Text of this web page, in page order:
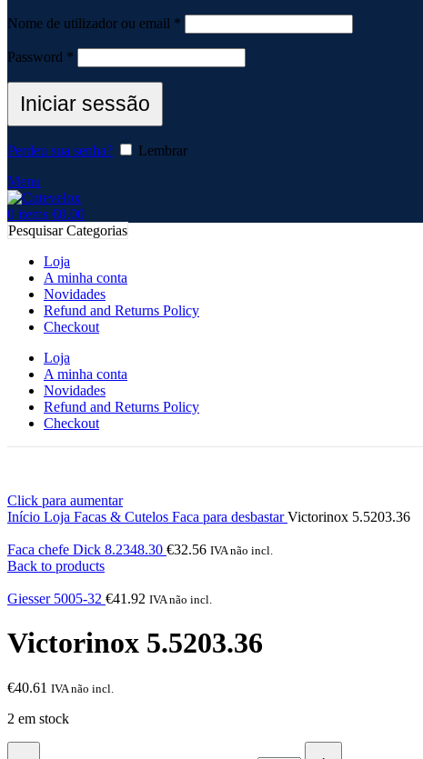
Nome de utilizador ou email *
Password *
Iniciar sessão
Perdeu sua senha?
Lembrar
Menu
0 items €0.00
Pesquisar Categorias
Loja
A minha conta
Novidades
Refund and Returns Policy
Checkout
Loja
A minha conta
Novidades
Refund and Returns Policy
Checkout
Click para aumentar
Início Loja Facas & Cutelos Faca para desbastarVictorinox 5.5203.36
Faca chefe Dick 8.2348.30 €32.56 IVA não incl.
Back to products
Giesser 5005-32 €41.92 IVA não incl.
Victorinox 5.5203.36
€40.61 IVA não incl.
2 em stock